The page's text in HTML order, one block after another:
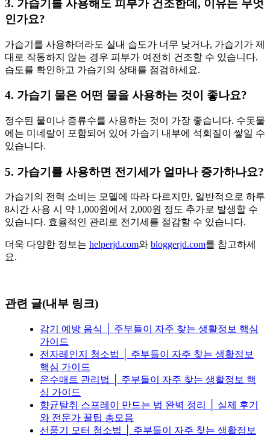
3. 가습기를 사용해도 피부가 건조한데, 이유는 무엇
인가요?
가습기를 사용하더라도 실내 습도가 너무 낮거나, 가습기가 제
대로 작동하지 않는 경우 피부가 여전히 건조할 수 있습니다.
습도를 확인하고 가습기의 상태를 점검하세요.
4. 가습기 물은 어떤 물을 사용하는 것이 좋나요?
정수된 물이나 증류수를 사용하는 것이 가장 좋습니다. 수돗물
에는 미네랄이 포함되어 있어 가습기 내부에 석회질이 쌓일 수
있습니다.
5. 가습기를 사용하면 전기세가 얼마나 증가하나요?
가습기의 전력 소비는 모델에 따라 다르지만, 일반적으로 하루
8시간 사용 시 약 1,000원에서 2,000원 정도 추가로 발생할 수
있습니다. 효율적인 관리로 전기세를 절감할 수 있습니다.
더욱 다양한 정보는 helperjd.com와 bloggerjd.com를 참고하세
요.
관련 글(내부 링크)
감기 예방 음식 │ 주부들이 자주 찾는 생활정보 핵심
가이드
전자레인지 청소법 │ 주부들이 자주 찾는 생활정보
핵심 가이드
온수매트 관리법 │ 주부들이 자주 찾는 생활정보 핵
심 가이드
향균탈취 스프레이 만드는 법 완벽 정리 │ 실제 후기
와 전문가 꿀팁 총모음
선풍기 모터 청소법 │ 주부들이 자주 찾는 생활정보